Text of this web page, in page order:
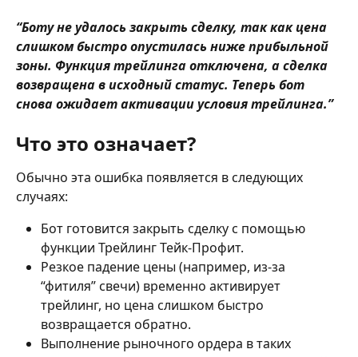
“Боту не удалось закрыть сделку, так как цена
слишком быстро опустилась ниже прибыльной
зоны. Функция трейлинга отключена, а сделка
возвращена в исходный статус. Теперь бот
снова ожидает активации условия трейлинга.”
Что это означает?
Обычно эта ошибка появляется в следующих
случаях:
Бот готовится закрыть сделку с помощью
функции Трейлинг Тейк-Профит.
Резкое падение цены (например, из-за
“фитиля” свечи) временно активирует
трейлинг, но цена слишком быстро
возвращается обратно.
Выполнение рыночного ордера в таких